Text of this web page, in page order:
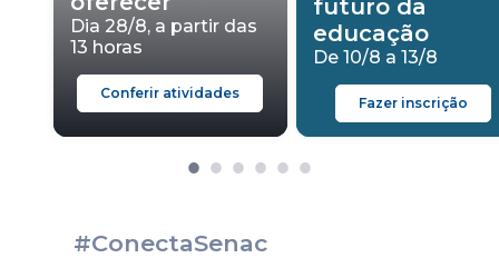
Dia 28/8, a partir das
13 horas
Conferir atividades
futuro da
educação
De 10/8 a 13/8
Fazer inscrição
#ConectaSenac